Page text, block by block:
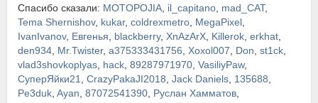
Спасибо сказали: MOTOPOJIA il_capitano mad_CAT,
Tema Shernishov, kukar, coldrexmetro MegaPixel
IvanIvanov, Евгенья blackberry, XnAzArX Killerok erkhat
den934 Mr.Twister, a375333431756 Xoxol007 Don st1ck
vlad3shovkoplyas hack 89287971970 VasiliyPaw,
СуперЯйки21
CrazyPakaJI2018 Jack Daniels 135688
Pe3duk Ayan 87072541390 Руслан Хамматов